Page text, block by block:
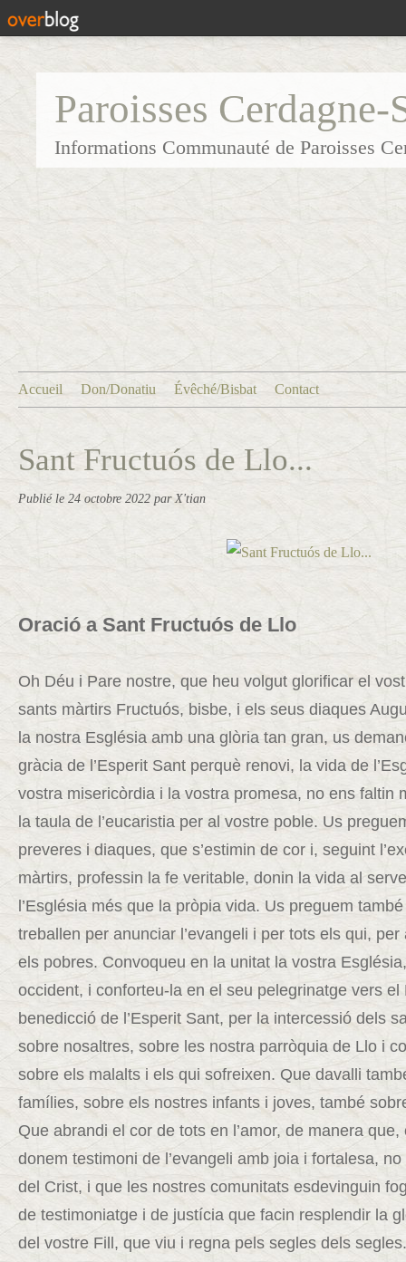
Paroisses
Informations Communauté de Paroisses
Accueil Don/Donatiu Évêché/Bisbat Contact
Sant Fructuós de Llo...
Publié le 24 octobre 2022 par X'tian
Oració a Sant Fructuós de Llo
Oh Déu i Pare nostre, que heu volgut glorificar el
sants màrtirs Fructuós, bisbe, i els seus diaques
la nostra Església amb una glòria tan gran, us
gràcia de l’Esperit Sant perquè renovi, la vida de
vostra misericòrdia i la vostra promesa, no ens faltin
la taula de l’eucaristia per al vostre poble. Us
preveres i diaques, que s’estimin de cor i, seguint
màrtirs, professin la fe veritable, donin la vida al
l’Església més que la pròpia vida. Us preguem
treballen per anunciar l’evangeli i per tots els qui,
els pobres. Convoqueu en la unitat la vostra
occident, i conforteu-la en el seu pelegrinatge vers el
benedicció de l’Esperit Sant, per la intercessió dels
sobre nosaltres, sobre les nostra parròquia de Llo i
sobre els malalts i els qui sofreixen. Que davalli
famílies, sobre els nostres infants i joves, també
Que abrandi el cor de tots en l’amor, de manera
donem testimoni de l’evangeli amb joia i fortalesa,
del Crist, i que les nostres comunitats esdevinguin
de testimoniatge i de justícia que facin resplendir la
del vostre Fill, que viu i regna pels segles dels